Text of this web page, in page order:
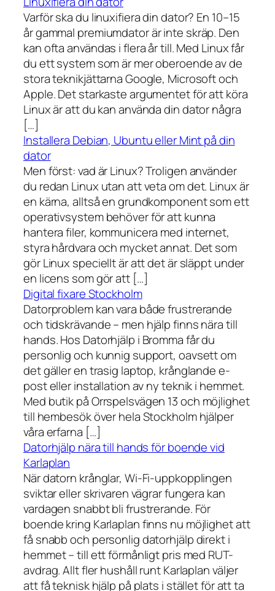
Varför ska du linuxifiera din dator? En 10–15
år gammal premiumdator är inte skräp. Den
kan ofta användas i flera år till. Med Linux får
du ett system som är mer oberoende av de
stora teknikjättarna Google, Microsoft och
Apple. Det starkaste argumentet för att köra
Linux är att du kan använda din dator några
[…]
Installera Debian, Ubuntu eller Mint på din
dator
Men först: vad är Linux? Troligen använder
du redan Linux utan att veta om det. Linux är
en kärna, alltså en grundkomponent som ett
operativsystem behöver för att kunna
hantera filer, kommunicera med internet,
styra hårdvara och mycket annat. Det som
gör Linux speciellt är att det är släppt under
en licens som gör att […]
Digital fixare Stockholm
Datorproblem kan vara både frustrerande
och tidskrävande – men hjälp finns nära till
hands. Hos Datorhjälp i Bromma får du
personlig och kunnig support, oavsett om
det gäller en trasig laptop, krånglande e-
post eller installation av ny teknik i hemmet.
Med butik på Orrspelsvägen 13 och möjlighet
till hembesök över hela Stockholm hjälper
våra erfarna […]
Datorhjälp nära till hands för boende vid
Karlaplan
När datorn krånglar, Wi-Fi-uppkopplingen
sviktar eller skrivaren vägrar fungera kan
vardagen snabbt bli frustrerande. För
boende kring Karlaplan finns nu möjlighet att
få snabb och personlig datorhjälp direkt i
hemmet – till ett förmånligt pris med RUT-
avdrag. Allt fler hushåll runt Karlaplan väljer
att få teknisk hjälp på plats i stället för att ta